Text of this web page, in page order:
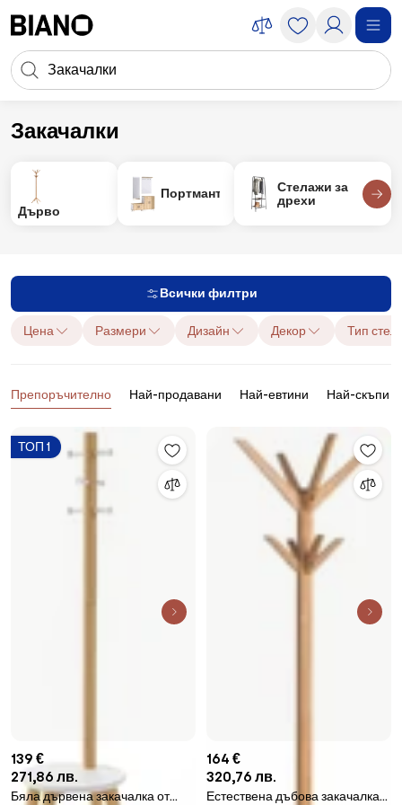
Търсене
Закачалки
Аксесоари Аксесоари за антре
Дърво
Портманта
Стелажи за
дрехи
Всички филтри
Цена Размери Дизайн Декор Тип
Продукти
Препоръчително Най-продавани Най-евтини Най-скъпи
ТОП 1
139 €
271,86 лв.
Бяла дървена закачалка от
164 €
320,76 лв.
Естествена дъбова закачалка